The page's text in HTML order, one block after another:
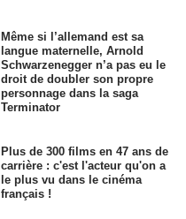
Même si l’allemand est sa
langue maternelle, Arnold
Schwarzenegger n’a pas eu le
droit de doubler son propre
personnage dans la saga
Terminator
Plus de 300 films en 47 ans de
carrière : c'est l'acteur qu'on a
le plus vu dans le cinéma
français !